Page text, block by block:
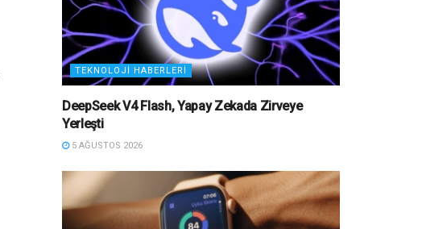
TEKNOLOJI HABERLERI
DeepSeek V4 Flash, Yapay Zekada Zirveye
Yerleşti
5 AĞUSTOS 2026